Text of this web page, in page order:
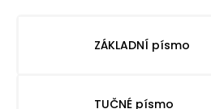
ZÁKLADNÍ písmo
TUČNÉ písmo